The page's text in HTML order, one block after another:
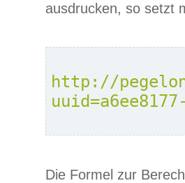
ausdrucken, so setzt
http://
Die Formel zur